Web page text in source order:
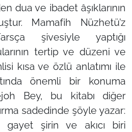
dua ve ibadet âşıklarının
Mamafih Nüzhetü’z
şivesiyle yaptığı
tertip ve düzeni ve
kısa ve özlü anlatımı ile
önemli bir konuma
Bey, bu kitabı diğer
sadedinde şöyle yazar:
gayet şirin ve akıcı biri